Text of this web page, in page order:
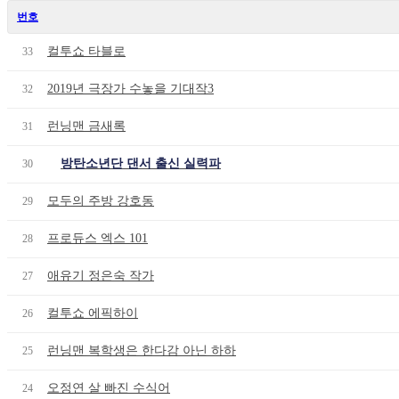
번호
33 컬투쇼 타블로
32 2019년 극장가 수놓을 기대작3
31 런닝맨 금새록
30 방탄소년단 댄서 출신 실력파
29 모두의 주방 강호동
28 프로듀스 엑스 101
27 애유기 정은숙 작가
26 컬투쇼 에픽하이
25 런닝맨 복학생은 한다감 아닌 하하
24 오정연 살 빠진 수식어